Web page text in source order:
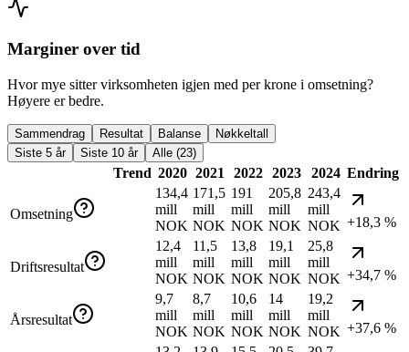
Marginer over tid
Hvor mye sitter virksomheten igjen med per krone i omsetning?
Høyere er bedre.
Sammendrag Resultat Balanse
Nøkkeltall
Siste 5 år
Siste 10 år Alle (23)
Trend 2020 2021 2022 2023 2024 Endring
Omsetning
134,4
mill
NOK
171,5
mill
NOK
191
mill
NOK
205,8
mill
NOK
243,4
mill
NOK +18,3 %
Driftsresultat
12,4
mill
NOK
11,5
mill
NOK
13,8
mill
NOK
19,1
mill
NOK
25,8
mill
NOK +34,7 %
Årsresultat
9,7
mill
NOK
8,7
mill
NOK
10,6
mill
NOK
14
mill
NOK
19,2
mill
NOK +37,6 %